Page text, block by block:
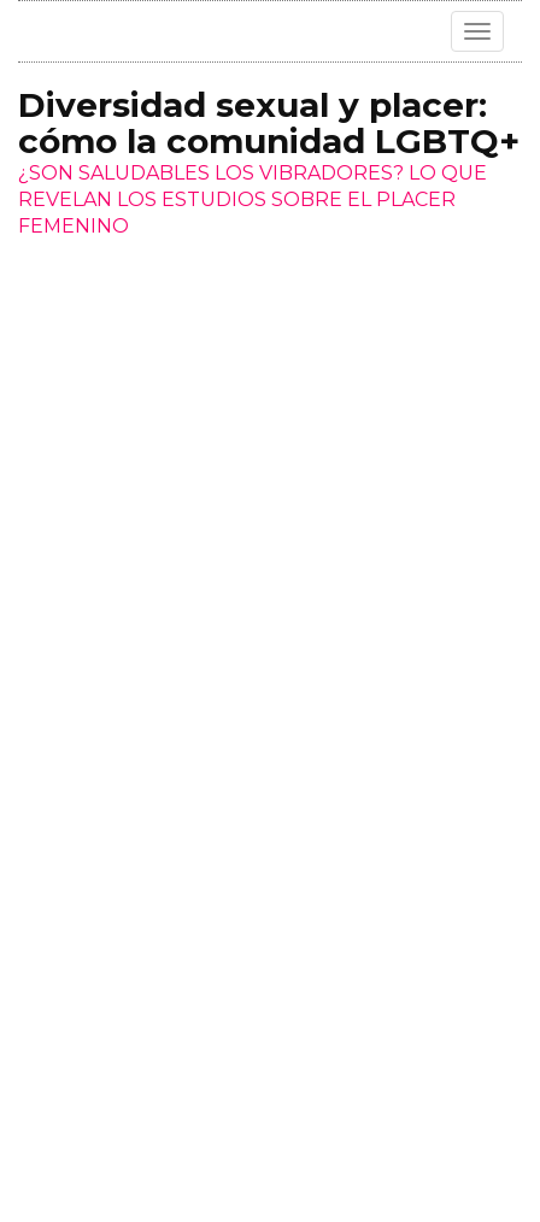
Toggle
Diversidad sexual y placer:
cómo la comunidad LGBTQ+
¿SON SALUDABLES LOS VIBRADORES? LO QUE
REVELAN LOS ESTUDIOS SOBRE EL PLACER